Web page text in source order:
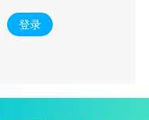
登录 。